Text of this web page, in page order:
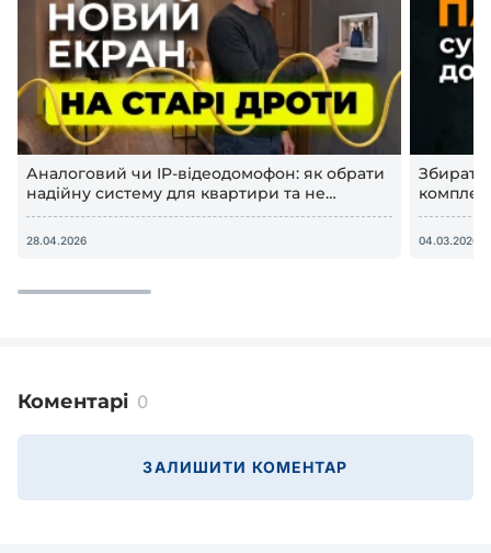
Аналоговий чи IP-відеодомофон: як обрати
надійну систему для квартири та не
переплатити у 2026 році
28.04.2026 04.03.2026
Коментарі 0
ЗАЛИШИТИ КОМЕНТАР